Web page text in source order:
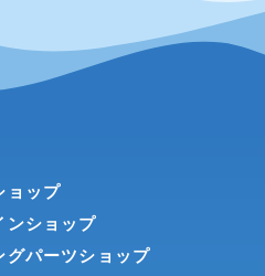
ョップ
ンショップ
グパーツショップ